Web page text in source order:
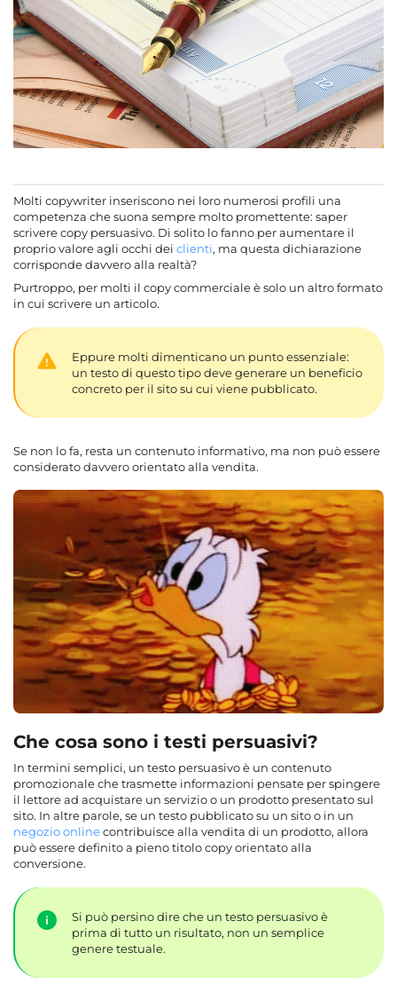
Molti copywriter inseriscono nei loro numerosi profili una
competenza che suona sempre molto promettente: saper
scrivere copy persuasivo. Di solito lo fanno per aumentare il
proprio valore agli occhi dei clienti, ma questa dichiarazione
corrisponde davvero alla realtà?
Purtroppo, per molti il copy commerciale è solo un altro formato
in cui scrivere un articolo.
Eppure molti dimenticano un punto essenziale:
un testo di questo tipo deve generare un beneficio
concreto per il sito su cui viene pubblicato.
Se non lo fa, resta un contenuto informativo, ma non può essere
considerato davvero orientato alla vendita.
Che cosa sono i testi persuasivi?
In termini semplici, un testo persuasivo è un contenuto
promozionale che trasmette informazioni pensate per spingere
il lettore ad acquistare un servizio o un prodotto presentato sul
sito. In altre parole, se un testo pubblicato su un sito o in un
negozio onlinecontribuisce alla vendita di un prodotto, allora
può essere definito a pieno titolo copy orientato alla
conversione.
Si può persino dire che un testo persuasivo è
prima di tutto un risultato, non un semplice
genere testuale.